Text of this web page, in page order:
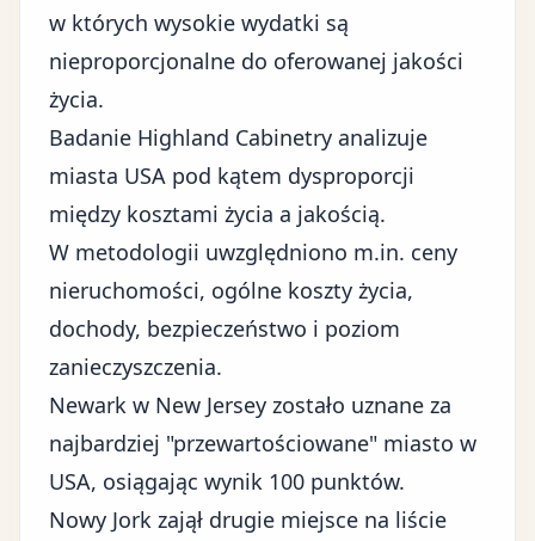
w których wysokie wydatki są
nieproporcjonalne do oferowanej jakości
życia.
Badanie Highland Cabinetry analizuje
miasta USA pod kątem dysproporcji
między kosztami życia a jakością.
W metodologii uwzględniono m.in. ceny
nieruchomości, ogólne koszty życia,
dochody, bezpieczeństwo i poziom
zanieczyszczenia.
Newark w New Jersey zostało uznane za
najbardziej "przewartościowane" miasto w
USA, osiągając wynik 100 punktów.
Nowy Jork zajął drugie miejsce na liście